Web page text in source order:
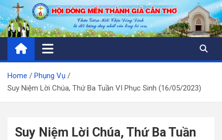
Skip
to
content
Home
Phụng Vụ
Suy Niệm Lời Chúa, Thứ Ba Tuần VI Phục Sinh (16/05/2023)
Suy Niệm Lời Chúa, Thứ Ba Tuần